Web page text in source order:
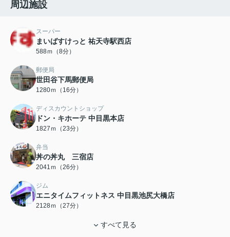
周辺施設
スーパー
まいばすけっと 祐天寺駅西店
588ｍ（8分）
郵便局
世田谷下馬郵便局
1280ｍ（16分）
ディスカウントショップ
ドン・キホーテ 中目黒本店
1827ｍ（23分）
弁当
丼の丼丸 三宿店
2041ｍ（26分）
ジム
エニタイムフィットネス 中目黒池尻大橋店
2128ｍ（27分）
すべて見る